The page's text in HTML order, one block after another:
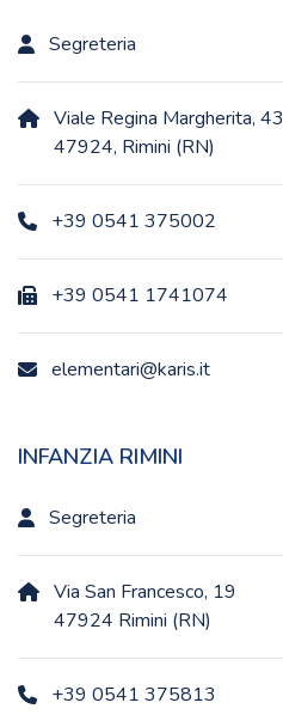
Segreteria
Viale Regina Margherita, 43
47924, Rimini (RN)
+39 0541 375002
+39 0541 1741074
elementari@karis.it
INFANZIA RIMINI
Segreteria
Via San Francesco, 19
47924 Rimini (RN)
+39 0541 375813